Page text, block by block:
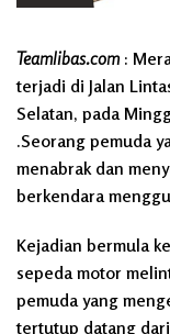
Teamlibas.com :
terjadi di Jalan
Selatan, pada
.Seorang pemuda
menabrak dan
berkendara
Kejadian bermula
sepeda motor
pemuda yang
tertutup datang